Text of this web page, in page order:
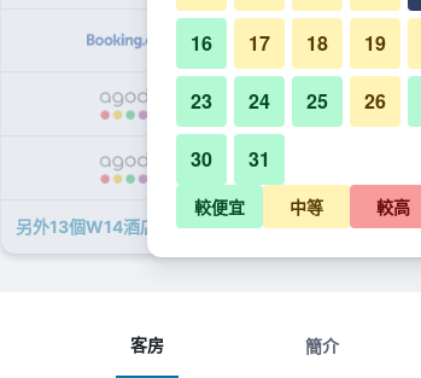
HK$626
HK$639
另外13個W14酒店​的優惠
客房 簡介
16 17 18 19
23 24 25 26
30 31
較便宜 中等 較高